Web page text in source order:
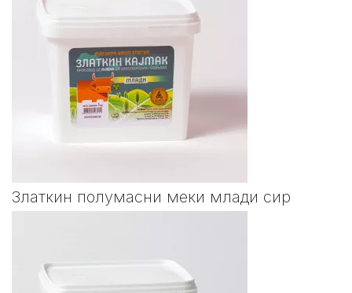
Златкин полумасни меки млади сир